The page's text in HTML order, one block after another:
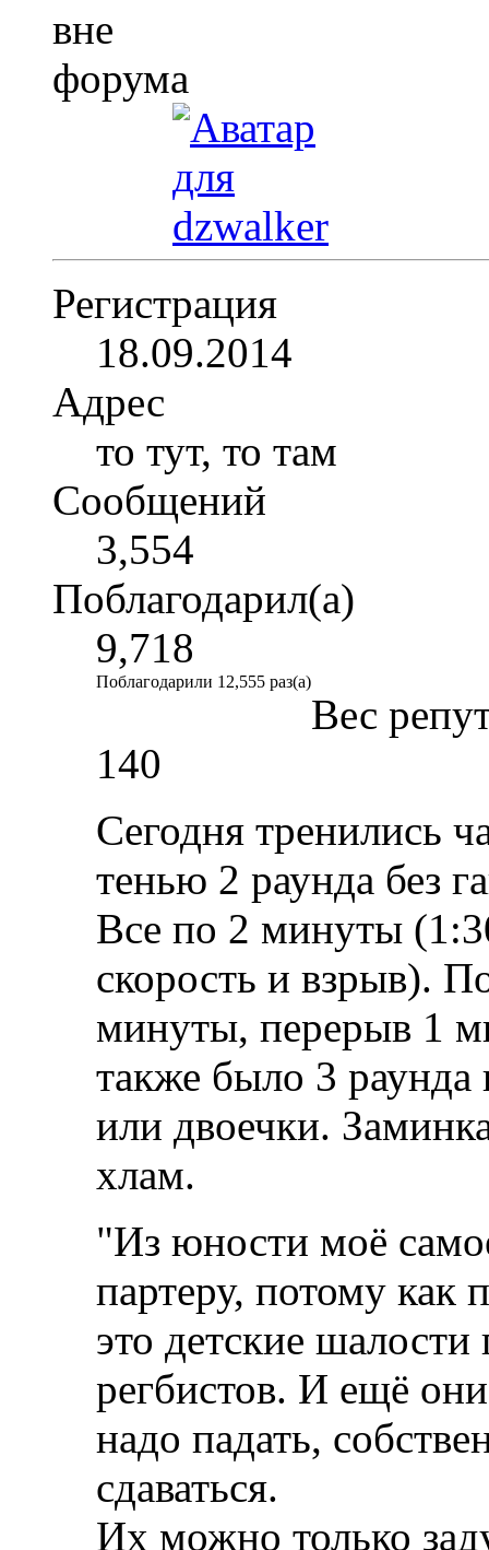
Регистрация
18.09.2014
Адрес
то тут, то там
Сообщений
3,554
Поблагодарил(а)
9,718
Поблагодарили 12,555 раз(а)
Вес
140
Сегодня тренились
тенью 2 раунда без
Все по 2 минуты
скорость и взрыв).
минуты, перерыв 1
также было 3
или двоечки.
хлам.
"Из юности моё
партеру, потому как
это детские
регбистов. И ещё
надо падать,
сдаваться.
Их можно только